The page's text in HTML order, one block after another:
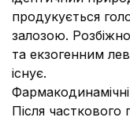
продукується
залозою.
та екзогенним
існує.
Після часткового